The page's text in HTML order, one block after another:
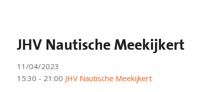
JHV Nautische Meekijkert
11/04/2023
15:30 - 21:00 JHV Nautische Meekijkert